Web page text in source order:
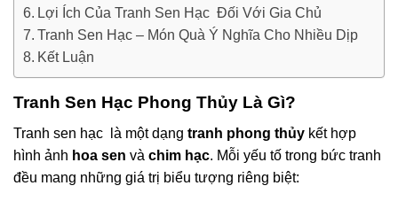
Lợi Ích Của Tranh Sen Hạc Đối Với Gia Chủ
Tranh Sen Hạc – Món Quà Ý Nghĩa Cho Nhiều Dịp
Kết Luận
Tranh Sen Hạc Phong Thủy Là Gì?
Tranh sen hạc là một dạng tranh phong thủy kết hợp
hình ảnh hoa sen và chim hạc. Mỗi yếu tố trong bức tranh
đều mang những giá trị biểu tượng riêng biệt: